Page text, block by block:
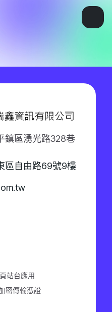
鎮區湧光路328巷
區自由路69號9樓
站台應用
密傳輸憑證